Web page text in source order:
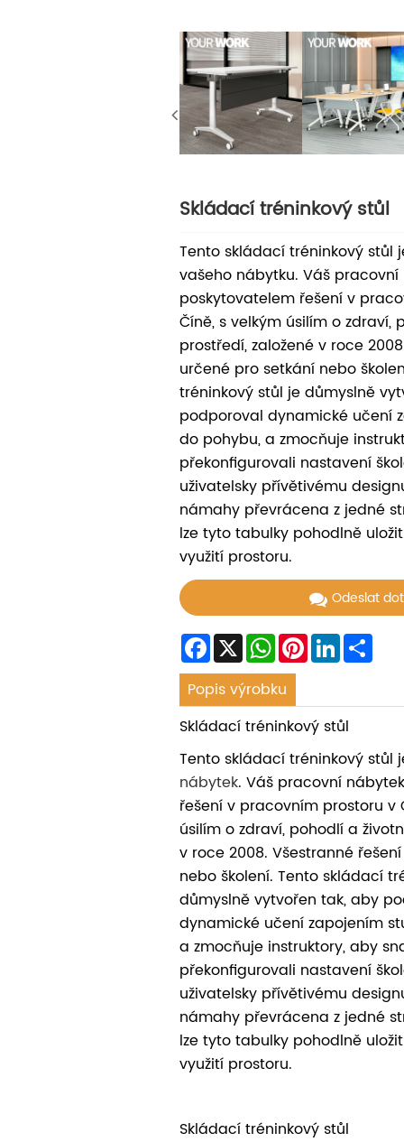
Skládací tréninkový stůl
Tento skládací tréninkový stůl
vašeho nábytku. Váš
poskytovatelem řešení v
Číně, s velkým úsilím o zdraví,
prostředí, založené v roce
určené pro setkání nebo
tréninkový stůl je důmyslně
podporoval dynamické učení
do pohybu, a zmocňuje
překonfigurovali nastavení
uživatelsky přívětivému
námahy převrácena z jedné
lze tyto tabulky pohodlně
využití prostoru.
Odeslat
Facebook
X WhatsApp
Pinterest
LinkedIn
Popis výrobku
Skládací tréninkový stůl
Tento skládací tréninkový stůl
nábytek. Váš pracovní
řešení v pracovním prostoru v
úsilím o zdraví, pohodlí a
v roce 2008. Všestranné
nebo školení. Tento skládací
důmyslně vytvořen tak, aby
dynamické učení zapojením
a zmocňuje instruktory, aby
překonfigurovali nastavení
uživatelsky přívětivému
námahy převrácena z jedné
lze tyto tabulky pohodlně
využití prostoru.
Skládací tréninkový stůl